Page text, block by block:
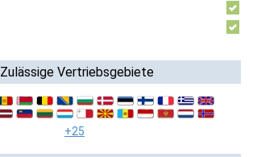
Zulässige Vertriebsgebiete
+25